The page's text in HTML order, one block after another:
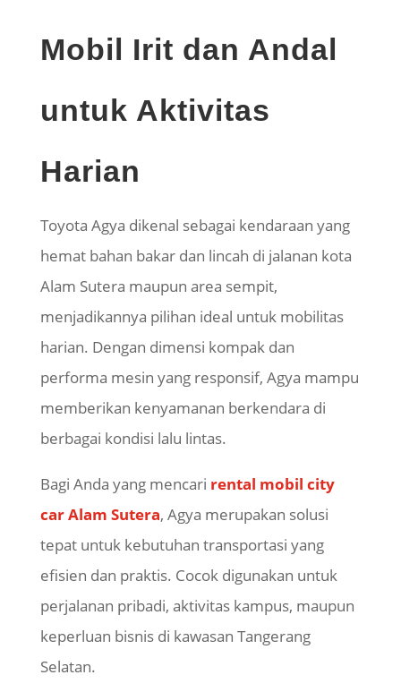
Mobil Irit dan Andal
untuk Aktivitas
Harian
Toyota Agya dikenal sebagai kendaraan yang
hemat bahan bakar dan lincah di jalanan kota
Alam Sutera maupun area sempit,
menjadikannya pilihan ideal untuk mobilitas
harian. Dengan dimensi kompak dan
performa mesin yang responsif, Agya mampu
memberikan kenyamanan berkendara di
berbagai kondisi lalu lintas.
Bagi Anda yang mencari rental mobil city
car Alam Sutera, Agya merupakan solusi
tepat untuk kebutuhan transportasi yang
efisien dan praktis. Cocok digunakan untuk
perjalanan pribadi, aktivitas kampus, maupun
keperluan bisnis di kawasan Tangerang
Selatan.